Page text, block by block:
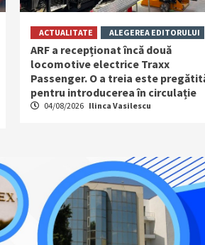
ACTUALITATE ALEGEREA EDITORULUI
ARF a recepționat încă două
locomotive electrice Traxx
Passenger. O a treia este
pentru introducerea în circulație
04/08/2026 Ilinca Vasilescu